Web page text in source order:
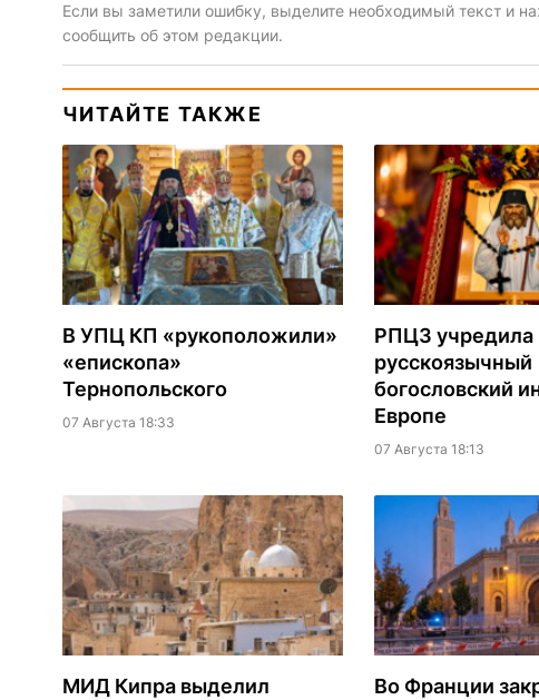
Если вы заметили ошибку, выделите необходимый текст и
сообщить об этом редакции.
ЧИТАЙТЕ ТАКЖЕ
В УПЦ КП «рукоположили»
«епископа»
Тернопольского
07 Августа 18:33
РПЦЗ учредила
русскоязычный
богословский
Европе
07 Августа 18:13
МИД Кипра выделил
Во Франции